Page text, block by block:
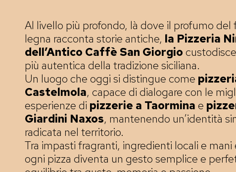
Al livello più profondo, là dove il profumo del
legna racconta storie antiche, la Pizzeria
dell’Antico Caffè San Giorgio
più autentica della tradizione siciliana.
Un luogo che oggi si distingue come
Castelmola, capace di dialogare con le
esperienze di pizzerie a Taormina e
Giardini Naxos, mantenendo un’identità
radicata nel territorio.
Tra impasti fragranti, ingredienti locali e mani
ogni pizza diventa un gesto semplice e